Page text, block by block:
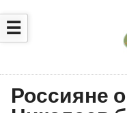
☰
Россияне